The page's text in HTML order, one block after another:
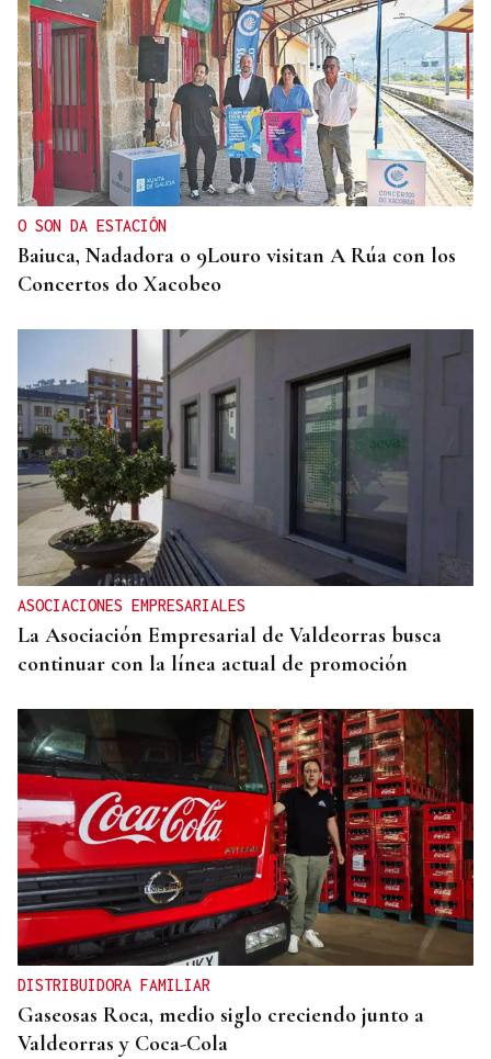
O SON DA ESTACIÓN
Baiuca, Nadadora o 9Louro visitan A Rúa con los
Concertos do Xacobeo
ASOCIACIONES EMPRESARIALES
La Asociación Empresarial de Valdeorras busca
continuar con la línea actual de promoción
DISTRIBUIDORA FAMILIAR
Gaseosas Roca, medio siglo creciendo junto a
Valdeorras y Coca-Cola